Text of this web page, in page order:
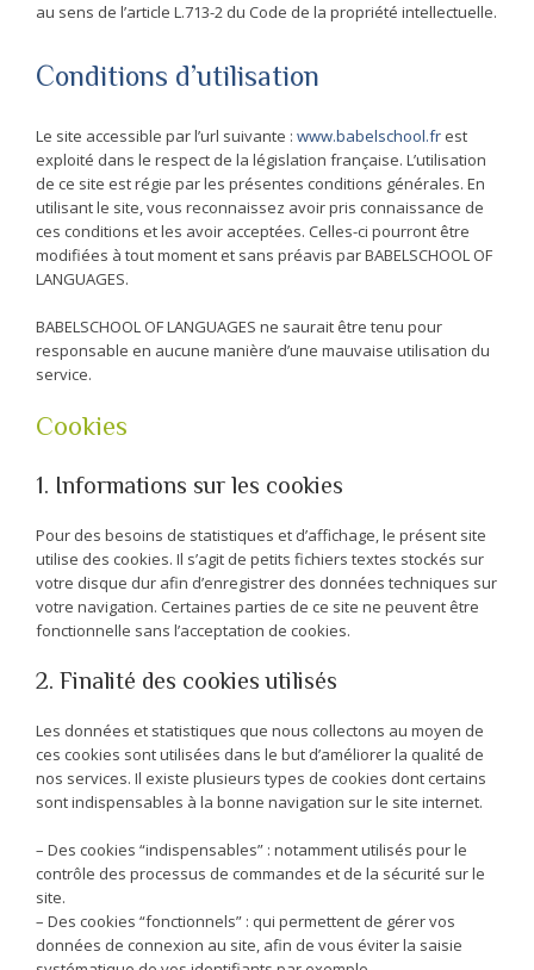
au sens de l’article L.713-2 du Code de la propriété intellectuelle.
Conditions d’utilisation
Le site accessible par l’url suivante : www.babelschool.fr est
exploité dans le respect de la législation française. L’utilisation
de ce site est régie par les présentes conditions générales. En
utilisant le site, vous reconnaissez avoir pris connaissance de
ces conditions et les avoir acceptées. Celles-ci pourront être
modifiées à tout moment et sans préavis par BABELSCHOOL OF
LANGUAGES.
BABELSCHOOL OF LANGUAGES ne saurait être tenu pour
responsable en aucune manière d’une mauvaise utilisation du
service.
Cookies
1. Informations sur les cookies
Pour des besoins de statistiques et d’affichage, le présent site
utilise des cookies. Il s’agit de petits fichiers textes stockés sur
votre disque dur afin d’enregistrer des données techniques sur
votre navigation. Certaines parties de ce site ne peuvent être
fonctionnelle sans l’acceptation de cookies.
2. Finalité des cookies utilisés
Les données et statistiques que nous collectons au moyen de
ces cookies sont utilisées dans le but d’améliorer la qualité de
nos services. Il existe plusieurs types de cookies dont certains
sont indispensables à la bonne navigation sur le site internet.
– Des cookies “indispensables” : notamment utilisés pour le
contrôle des processus de commandes et de la sécurité sur le
site.
– Des cookies “fonctionnels” : qui permettent de gérer vos
données de connexion au site, afin de vous éviter la saisie